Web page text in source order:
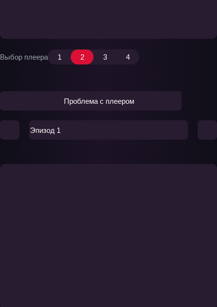
Выбор плеера 1 2 3 4
Проблема с плеером
Эпизод 1